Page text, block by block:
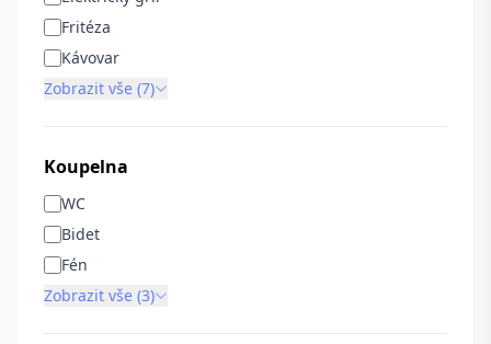
Fritéza
Kávovar
Zobrazit vše (7)
Koupelna
WC
Bidet
Fén
Zobrazit vše (3)